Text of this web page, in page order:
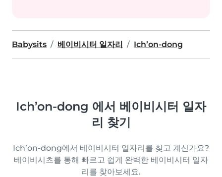
Babysits 베이비시터 일자리 Ich’on-dong
Ich’on-dong 에서 베이비시터 일자
리 찾기
Ich’on-dong에서 베이비시터 일자리를 찾고 계신가요?
베이비시츠를 통해 빠르고 쉽게 완벽한 베이비시터 일자
리를 찾아보세요.